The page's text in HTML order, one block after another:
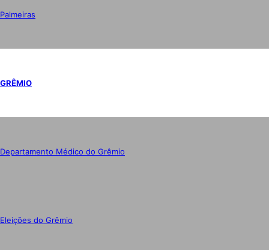
Palmeiras
GRÊMIO
Departamento Médico do Grêmio
Eleições do Grêmio